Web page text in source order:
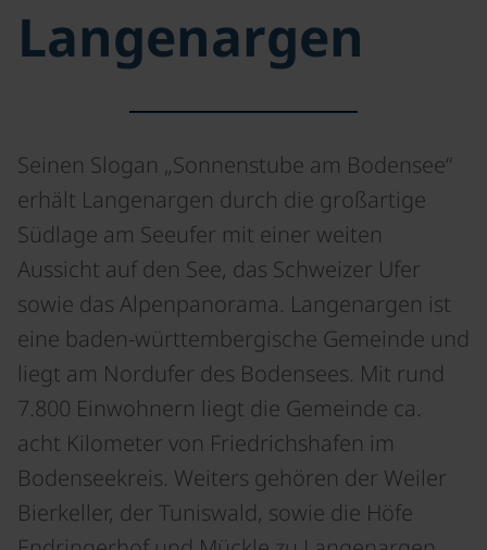
Langenargen
Seinen Slogan „Sonnenstube am Bodensee“
erhält Langenargen durch die großartige
Südlage am Seeufer mit einer weiten
Aussicht auf den See, das Schweizer Ufer
sowie das Alpenpanorama. Langenargen ist
eine baden-württembergische Gemeinde und
liegt am Nordufer des Bodensees. Mit rund
7.800 Einwohnern liegt die Gemeinde ca.
acht Kilometer von Friedrichshafen im
Bodenseekreis. Weiters gehören der Weiler
Bierkeller, der Tuniswald, sowie die Höfe